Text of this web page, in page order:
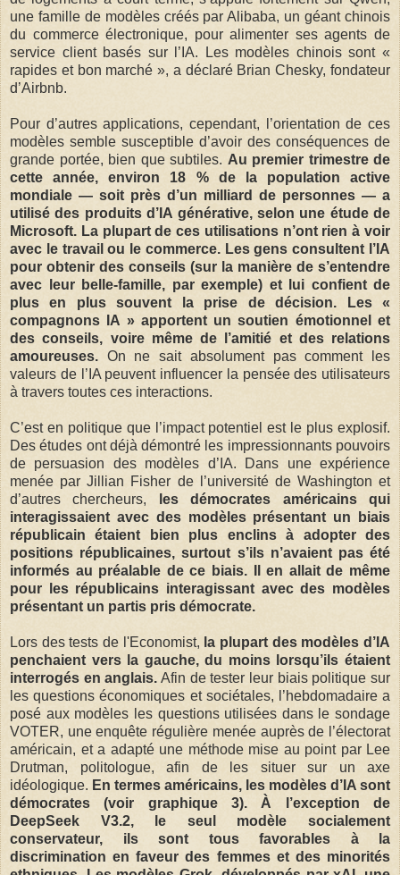
une famille de modèles créés par Alibaba, un géant chinois
du commerce électronique, pour alimenter ses agents de
service client basés sur l’IA. Les modèles chinois sont «
rapides et bon marché », a déclaré Brian Chesky, fondateur
d’Airbnb.
Pour d’autres applications, cependant, l’orientation de ces
modèles semble susceptible d’avoir des conséquences de
grande portée, bien que subtiles. Au premier trimestre de
cette année, environ 18 % de la popu­la­tion active
mondiale — soit près d’un milli­ard de personnes — a
utilisé des produits d’IA géné­ra­tive, selon une étude de
Microsoft. La plupart de ces utilisations n’ont rien à voir
avec le travail ou le com­mer­ce. Les gens consultent l’IA
pour obtenir des conseils (sur la manière de s’entendre
avec leur belle-famille, par exemple) et lui confient de
plus en plus souvent la prise de décision. Les «
compagnons IA » apportent un soutien émotionnel et
des conseils, voire même de l’amitié et des relations
amoureuses. On ne sait absolument pas comment les
valeurs de l’IA peuvent influencer la pensée des utilisateurs
à travers toutes ces interactions.
C’est en politique que l’impact potentiel est le plus explosif.
Des études ont déjà démontré les impressionnants pouvoirs
de persuasion des modèles d’IA. Dans une expérience
menée par Jillian Fisher de l’université de Washington et
d’autres chercheurs,
les démocrates américains qui
interagissaient avec des modèles présentant un biais
républicain étaient bien plus enclins à adopter des
positions républicaines, surtout s’ils n’avaient pas été
informés au préalable de ce biais. Il en allait de même
pour les républicains interagissant avec des modèles
présentant un partis pris démocrate.
Lors des tests de l'Economist, la plupart des modèles d’IA
penchaient vers la gauche, du moins lorsqu’ils étaient
interrogés en anglais. Afin de tester leur biais politique sur
les questions économiques et sociétales, l’hebdomadaire a
posé aux modèles les questions utilisées dans le sondage
VOTER, une enquête régulière menée auprès de l’électorat
américain, et a adapté une méthode mise au point par Lee
Drutman, politologue, afin de les situer sur un axe
idéologique. En termes américains, les modèles d’IA sont
démocrates (voir graphique 3). À l’exception de
DeepSeek V3.2, le seul modèle socialement
conservateur, ils sont tous favorables à la
discrimination en faveur des femmes et des minorités